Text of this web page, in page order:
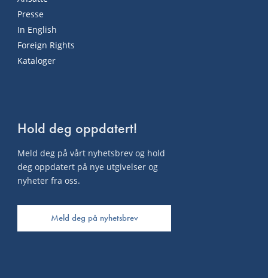
Presse
In English
Foreign Rights
Kataloger
Hold deg oppdatert!
Meld deg på vårt nyhetsbrev og hold
deg oppdatert på nye utgivelser og
nyheter fra oss.
Meld deg på nyhetsbrev